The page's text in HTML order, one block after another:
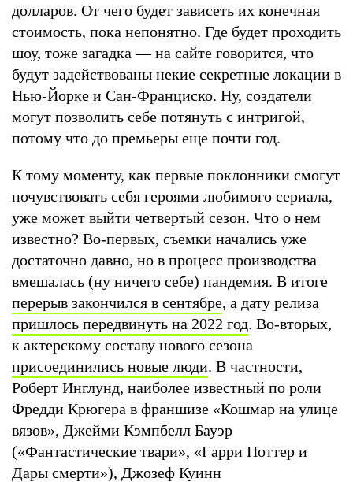
долларов. От чего будет зависеть их конечная
стоимость, пока непонятно. Где будет проходить
шоу, тоже загадка — на сайте говорится, что
будут задействованы некие секретные локации в
Нью-Йорке и Сан-Франциско. Ну, создатели
могут позволить себе потянуть с интригой,
потому что до премьеры еще почти год.
К тому моменту, как первые поклонники смогут
почувствовать себя героями любимого сериала,
уже может выйти четвертый сезон. Что о нем
известно? Во-первых, съемки начались уже
достаточно давно, но в процесс производства
вмешалась (ну ничего себе) пандемия. В итоге
перерыв закончился в сентябре, а дату релиза
пришлось передвинуть на 2022 год. Во-вторых,
к актерскому составу нового сезона
присоединились новые люди. В частности,
Роберт Инглунд, наиболее известный по роли
Фредди Крюгера в франшизе «Кошмар на улице
вязов», Джейми Кэмпбелл Бауэр
(«Фантастические твари», «Гарри Поттер и
Дары смерти»), Джозеф Куинн